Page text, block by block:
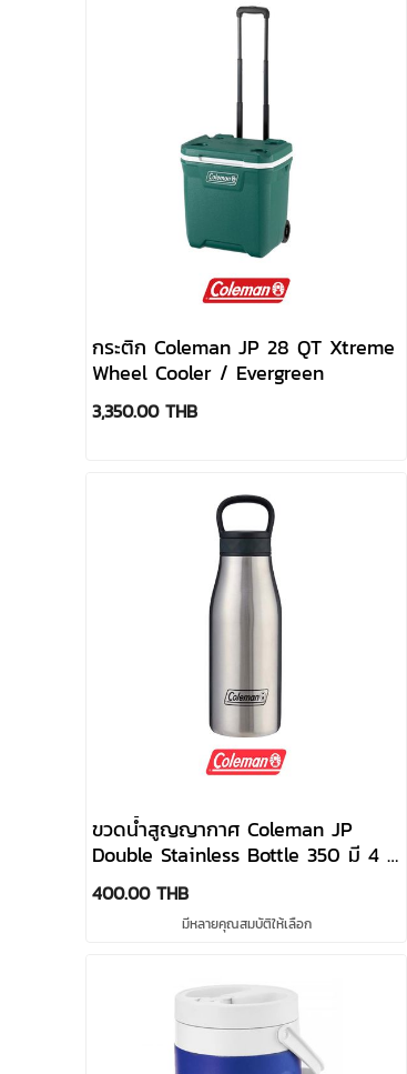
กระติก Coleman JP 28 QT Xtreme
Wheel Cooler / Evergreen
3,350.00 THB
ขวดน้ำสูญญากาศ Coleman JP
Double Stainless Bottle 350 มี 4 สี
แบรนด์ Coleman
400.00 THB
มีหลายคุณสมบัติให้เลือก